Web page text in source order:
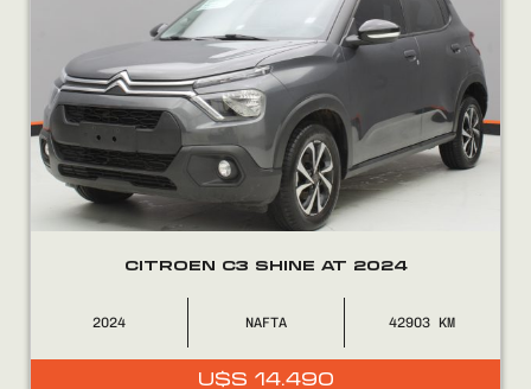
CITROEN C3 SHINE AT 2024
2024 NAFTA 42903
U$S 14.490